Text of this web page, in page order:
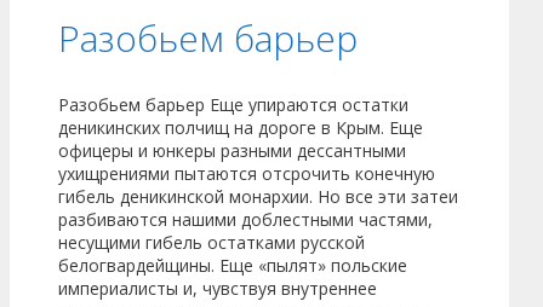
Разобьем барьер
Разобьем барьер Еще упираются остатки
деникинских полчищ на дороге в Крым. Еще
офицеры и юнкеры разными дессантными
ухищрениями пытаются отсрочить конечную
гибель деникинской монархии. Но все эти затеи
разбиваются нашими доблестными частями,
несущими гибель остатками русской
белогвардейщины. Еще «пылят» польские
империалисты и, чувствуя внутреннее